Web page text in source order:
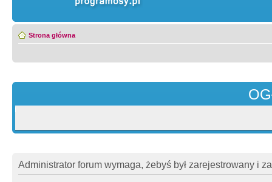
Strona główna
Administrator forum wymaga, żebyś był zarejestrowany i